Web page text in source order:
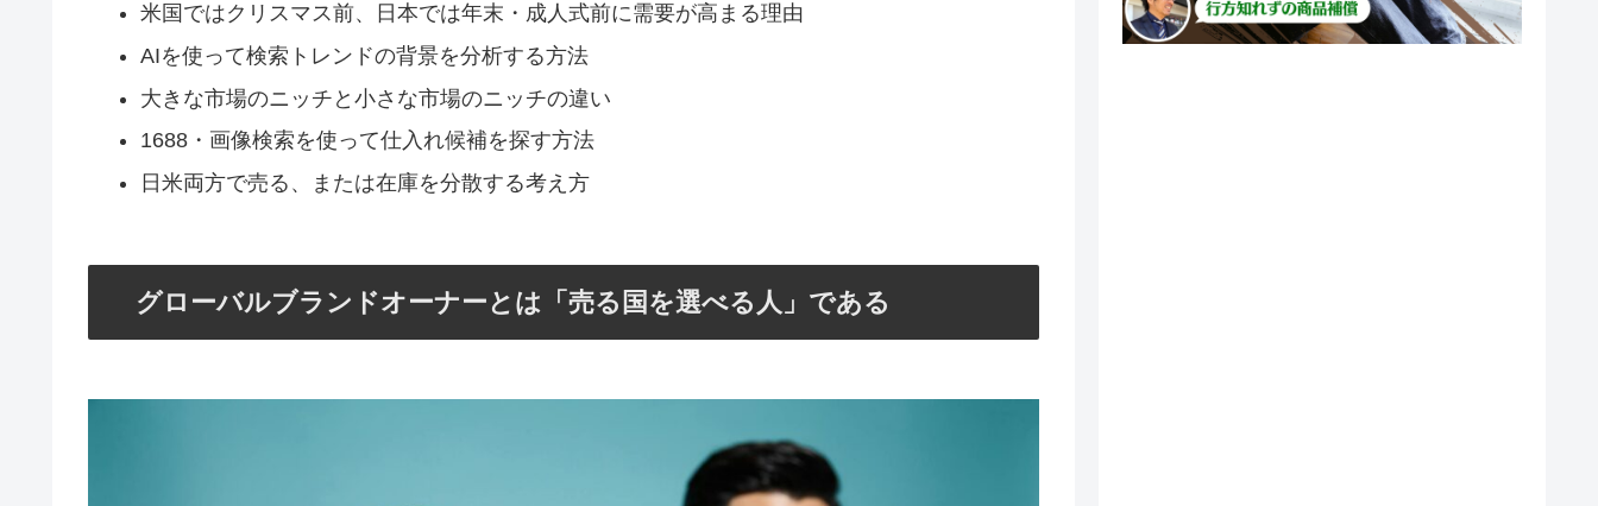
米国ではクリスマス前、日本では年末・成人式前に需要が高まる理由
AIを使って検索トレンドの背景を分析する方法
大きな市場のニッチと小さな市場のニッチの違い
1688・画像検索を使って仕入れ候補を探す方法
日米両方で売る、または在庫を分散する考え方
グローバルブランドオーナーとは「売る国を選べる人」である